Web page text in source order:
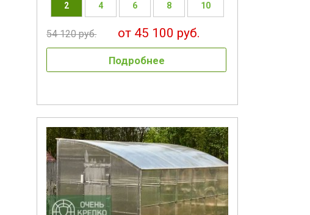
2
4 6 8 10
54 120 руб. от 45 100 руб.
Подробнее